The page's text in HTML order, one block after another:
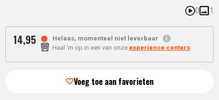
0 1
14,95
Helaas, momenteel niet leverbaar
Haal 'm op in een van onze experience centers
Voeg toe aan favorieten